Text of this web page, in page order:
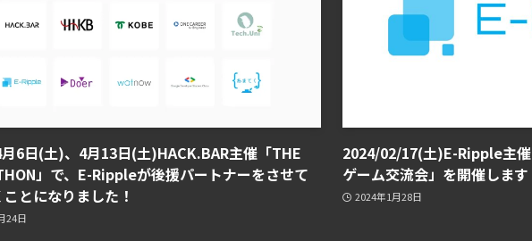
6日(土)、4月13日(土)HACK.BAR主催「THE
」で、E-Rippleが後援パートナーをさせて
とになりました！
24日
2024/02/17(土)E-Ripple主
ゲーム交流会」を開催します
2024年1月28日